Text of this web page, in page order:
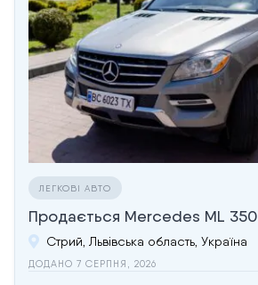
ЛЕГКОВІ АВТО
Продається Mercedes ML 350
Стрий, Львівська область, Україна
ДОДАНО 7 СЕРПНЯ, 2026